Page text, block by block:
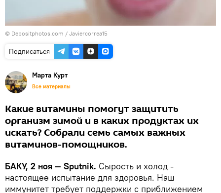
© Depositphotos.com / Javiercorrea15
Подписаться
Марта Курт
Все материалы
Какие витамины помогут защитить
организм зимой и в каких продуктах их
искать? Собрали семь самых важных
витаминов-помощников.
БАКУ, 2 ноя — Sputnik. Сырость и холод -
настоящее испытание для здоровья. Наш
иммунитет требует поддержки с приближением